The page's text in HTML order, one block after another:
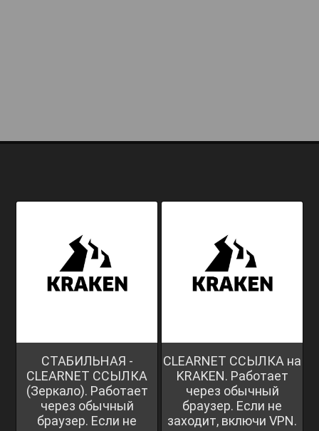
СТАБИЛЬНАЯ -
CLEARNET ССЫЛКА
(Зеркало). Работает
через обычный
браузер. Если не
CLEARNET ССЫЛКА на
KRAKEN. Работает
через обычный
браузер. Если не
заходит, включи VPN.